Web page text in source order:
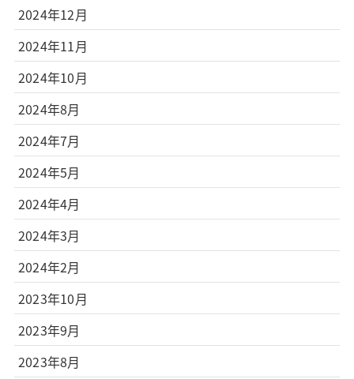
2024年12月
2024年11月
2024年10月
2024年8月
2024年7月
2024年5月
2024年4月
2024年3月
2024年2月
2023年10月
2023年9月
2023年8月